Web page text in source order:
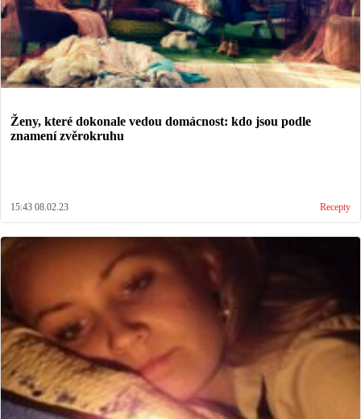
Ženy, které dokonale vedou domácnost: kdo jsou podle
znamení zvěrokruhu
15:43 08.02.23 Recepty